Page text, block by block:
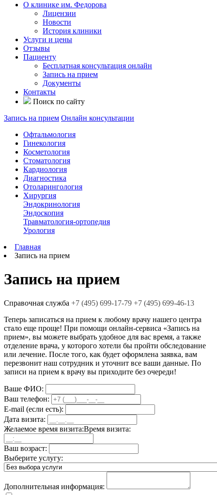
О клинике им. Федорова
Лицензии
Новости
История клиники
Услуги и цены
Отзывы
Пациенту
Бесплатная консультация онлайн
Запись на прием
Документы
Контакты
Поиск по сайту
Запись на прием Онлайн консультации
Офтальмология
Гинекология
Косметология
Стоматология
Кардиология
Диагностика
Отоларингология
Хирургия
Эндокринология
Эндоскопия
Травматология-ортопедия
Урология
Главная
Запись на прием
Запись на прием
Cправочная служба +7 (495) 699-17-79 +7 (495) 699-46-13
Теперь записаться на прием к любому врачу нашего центра
стало еще проще! При помощи онлайн-сервиса «Запись на
прием», вы можете выбрать удобное для вас время, а также
отделение врача, у которого хотели бы пройти обследование
или лечение. После того, как будет оформлена заявка, вам
перезвонит наш сотрудник и уточнит все ваши данные. По
записи на прием к врачу вы приходите без очереди!
Ваше ФИО:
Ваш телефон:
E-mail (если есть):
Дата визита:
Желаемое время визита:Время визита:
Ваш возраст:
Выберите услугу:
Дополнительная информация: